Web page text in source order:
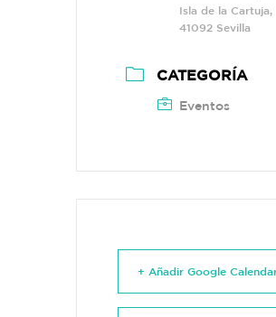
Isla de la Cartuja,
41092 Sevilla
CATEGORÍA
Eventos
+ Añadir Google